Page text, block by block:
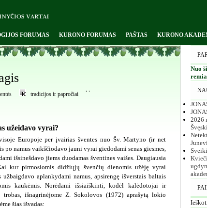
FORUMAS KURONO FORUMAS PAŠTAS KURONO
, ,
tradicijos ir papročiai
užeidavo vyrai?
Europoje per įvairias šventes nuo Šv. Martyno (ir net
namus vaikščiodavo jauni vyrai giedodami senas giesmes,
išsinešdavo jiems duodamas šventines vaišes. Daugiausia
kur pirmosiomis didžiųjų švenčių dienomis užėję vyrai
aplankydami namus, apsirengę išverstais baltais
kaukėmis. Norėdami išsiaiškinti, kodėl kalėdotojai ir
išnagrinėjome Z. Sokolovos (1972) aprašytą lokio
šias išvadas:
Nuo
2026